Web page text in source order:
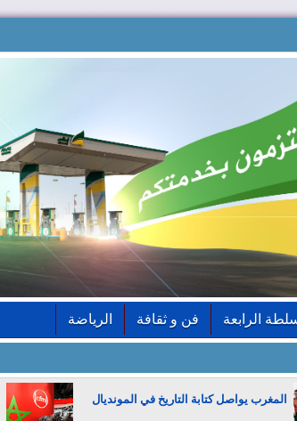
الرابعة فن و ثقافة الرياضة
المغرب يواصل كتابة التاريخ في المونديال